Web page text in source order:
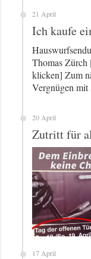
21 April
Ich kaufe
Thomas
klicken] Zum
Vergnügen
20 April
Zutritt für
17 April